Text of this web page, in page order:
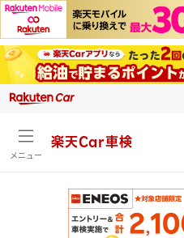
メニュー
楽天Car車検